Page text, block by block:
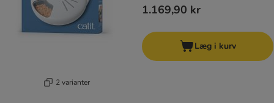
2 varianter
1.169,90 kr
Læg i kurv